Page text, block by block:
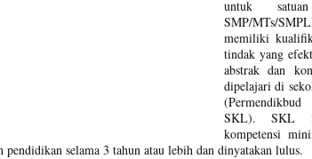
untuk
SMP/MTs/
memiliki
tindak yang
abstrak dan
dipelajari di
SKL). SKL
kompetensi
pendidikan selama 3 tahun atau lebih dan dinyatakan lulus.